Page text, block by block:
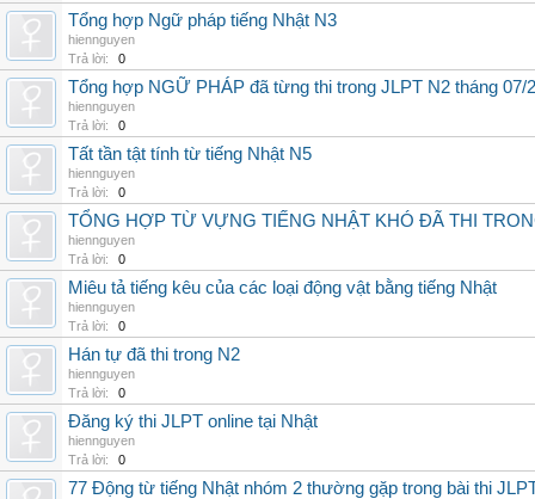
Tổng hợp Ngữ pháp tiếng Nhật N3
hiennguyen
Trả lời:
0
Tổng hợp NGỮ PHÁP đã từng thi trong JLPT N2 tháng 07/
hiennguyen
Trả lời:
0
Tất tần tật tính từ tiếng Nhật N5
hiennguyen
Trả lời:
0
TỔNG HỢP TỪ VỰNG TIẾNG NHẬT KHÓ ĐÃ THI
hiennguyen
Trả lời:
0
Miêu tả tiếng kêu của các loại động vật bằng tiếng Nhật
hiennguyen
Trả lời:
0
Hán tự đã thi trong N2
hiennguyen
Trả lời:
0
Đăng ký thi JLPT online tại Nhật
hiennguyen
Trả lời:
0
77 Động từ tiếng Nhật nhóm 2 thường gặp trong bài thi